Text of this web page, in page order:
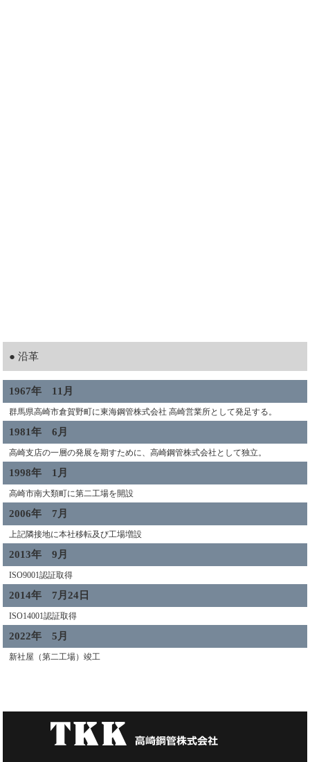
● 沿革
1967年 11月
群馬県高崎市倉賀野町に東海鋼管株式会社 高崎営業所として発足する。
1981年 6月
高崎支店の一層の発展を期すために、高崎鋼管株式会社として独立。
1998年 1月
高崎市南大類町に第二工場を開設
2006年 7月
上記隣接地に本社移転及び工場増設
2013年 9月
ISO9001認証取得
2014年 7月24日
ISO14001認証取得
2022年 5月
新社屋（第二工場）竣工